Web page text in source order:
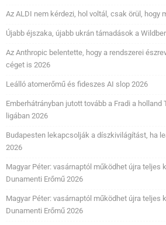
Az ALDI nem kérdezi, hol voltál, csak örül, hogy
Újabb éjszaka, újabb ukrán támadások a
Az Anthropic belentette, hogy a rendszerei
céget is 2026
Leálló atomerőmű és fideszes AI slop 2026
Emberhátrányban jutott tovább a Fradi a holland
ligában 2026
Budapesten lekapcsolják a díszkivilágítást, ha
2026
Magyar Péter: vasárnaptól működhet újra teljes
Dunamenti Erőmű 2026
Magyar Péter: vasárnaptól működhet újra teljes
Dunamenti Erőmű 2026